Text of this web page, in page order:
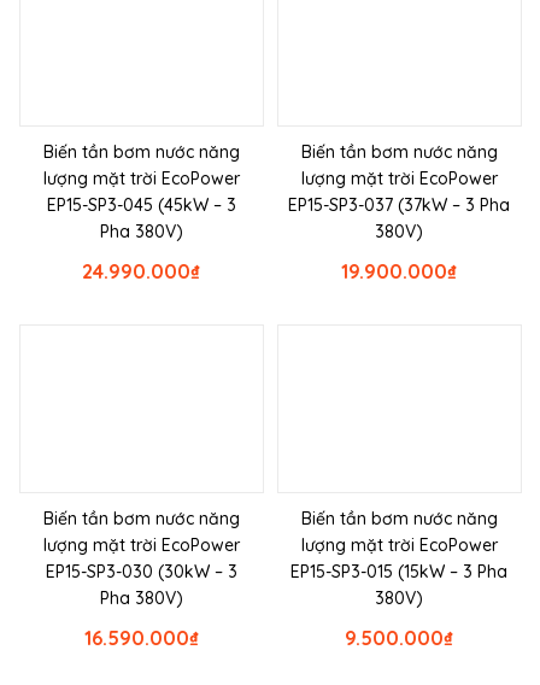
Biến tần bơm nước năng
lượng mặt trời EcoPower
EP15-SP3-045 (45kW – 3
Pha 380V)
₫
24.990.000
Biến tần bơm nước năng
lượng mặt trời EcoPower
EP15-SP3-037 (37kW – 3 Pha
380V)
₫
19.900.000
Biến tần bơm nước năng
lượng mặt trời EcoPower
EP15-SP3-030 (30kW – 3
Pha 380V)
₫
16.590.000
Biến tần bơm nước năng
lượng mặt trời EcoPower
EP15-SP3-015 (15kW – 3 Pha
380V)
₫
9.500.000